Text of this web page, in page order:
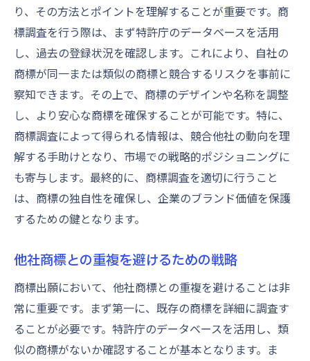
り、その方法とポイントを理解することが重要です。商
標調査を行う際は、まず特許庁のデータベースを活用
し、過去の登録状況を確認します。これにより、自社の
商標が同一または類似の商標と競合するリスクを事前に
察知できます。その上で、商標のデザインや名称を調整
し、より安心な商標を確保することが可能です。特に、
商標調査によって得られる情報は、競合他社の動向を理
解する手助けとなり、市場での戦略的ポジショニングに
も寄与します。最終的に、商標調査を適切に行うこと
は、商標の独自性を確保し、企業のブランド価値を保護
するための鍵となります。
他社商標との重複を避けるための戦略
商標出願において、他社商標との重複を避けることは非
常に重要です。まず第一に、既存の商標を詳細に調査す
ることが必要です。特許庁のデータベースを活用し、類
似の商標がないか確認することが基本となります。ま